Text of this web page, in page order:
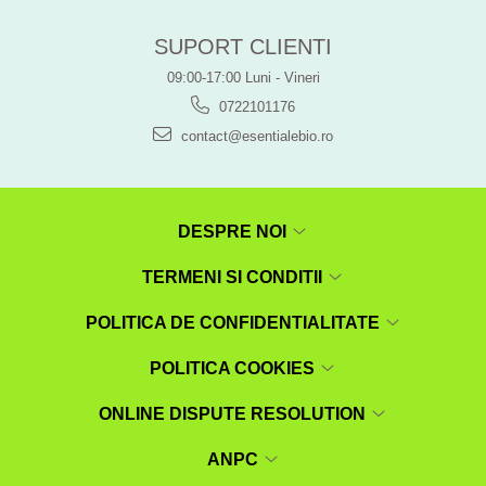
SUPORT CLIENTI
09:00-17:00 Luni - Vineri
0722101176
contact@esentialebio.ro
DESPRE NOI
TERMENI SI CONDITII
POLITICA DE CONFIDENTIALITATE
POLITICA COOKIES
ONLINE DISPUTE RESOLUTION
ANPC